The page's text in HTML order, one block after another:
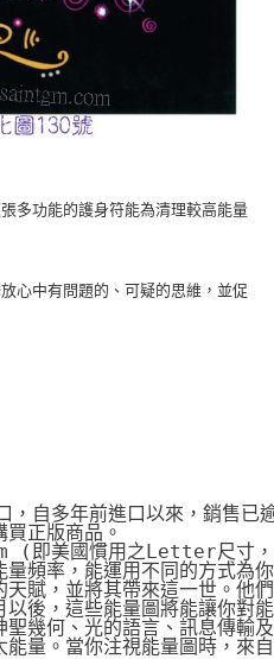
多功能的護身符能為清理較高能量
心中有問題的、可疑的思維，並促
自多年前進口以來，銷售已
正版商品。
美國慣用之Letter尺寸，
頻率，能運用不同的方式為
賦，並將其帶來這一世。他
後，這些能量圖將能讓你對
幾何、光的語言、訊息傳輸
量。當你注視能量圖時，來